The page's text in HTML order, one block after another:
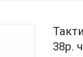
Оптовим покупцям
38р.